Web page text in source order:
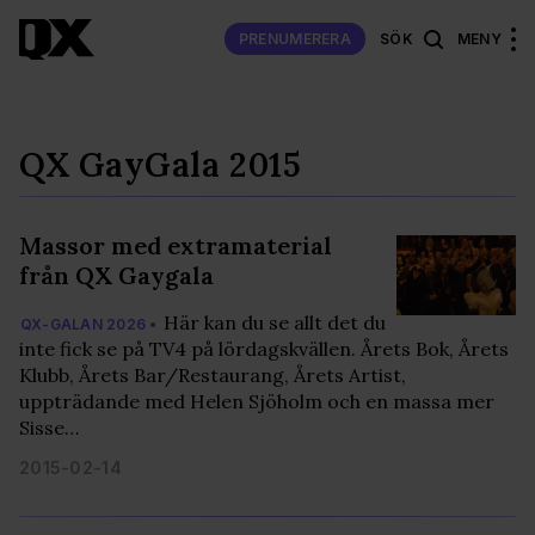
PRENUMERERA SÖK MENY
QX GayGala 2015
Massor med extramaterial
från QX Gaygala
QX-GALAN 2026 • Här kan du se allt det du
inte fick se på TV4 på lördagskvällen. Årets Bok, Årets
Klubb, Årets Bar/Restaurang, Årets Artist,
uppträdande med Helen Sjöholm och en massa mer
Sisse…
2015-02-14